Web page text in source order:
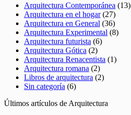
Arquitectura Contemporánea (13)
Arquitectura en el hogar(27)
Arquitectura en General (36)
Arquitectura Experimental (8)
Arquitectura futurista (6)
Arquitectura Gótica (2)
Arquitectura Renacentista (1)
Arquitectura romana (2)
Libros de arquitectura (2)
Sin categoría (6)
Últimos artículos de Arquitectura